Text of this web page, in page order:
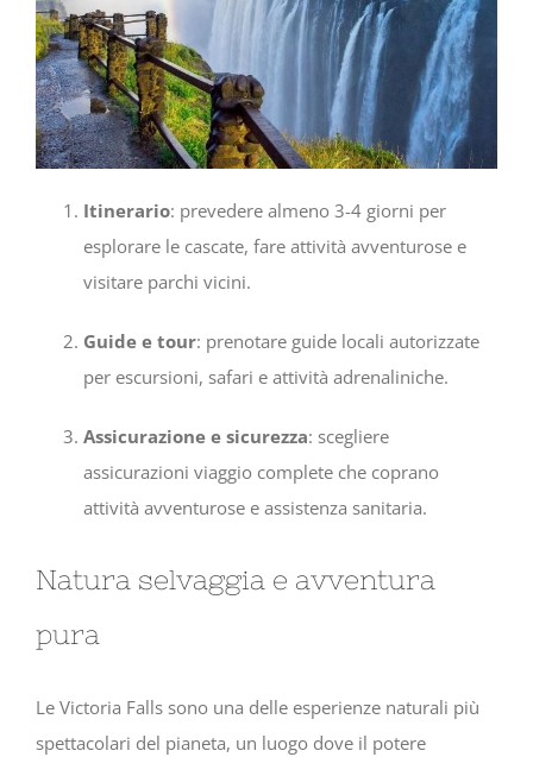
Itinerario: prevedere almeno 3-4 giorni per
esplorare le cascate, fare attività avventurose e
visitare parchi vicini.
Guide e tour: prenotare guide locali autorizzate
per escursioni, safari e attività adrenaliniche.
Assicurazione e sicurezza: scegliere
assicurazioni viaggio complete che coprano
attività avventurose e assistenza sanitaria.
Natura selvaggia e avventura
pura
Le Victoria Falls sono una delle esperienze naturali più
spettacolari del pianeta, un luogo dove il potere